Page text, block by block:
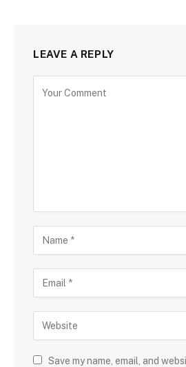
LEAVE A REPLY
Save my name, email, and